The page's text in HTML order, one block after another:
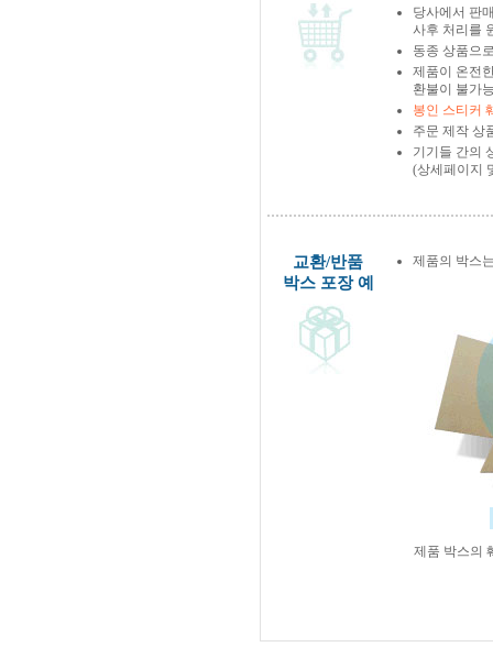
당사에서 판
사후 처리를
동종 상품으
제품이 온전
환불이 불가
봉인 스티커
주문 제작 상
기기들 간의
(상세페이지
교환/반품
박스 포장 예
제품의 박스
제품 박스의